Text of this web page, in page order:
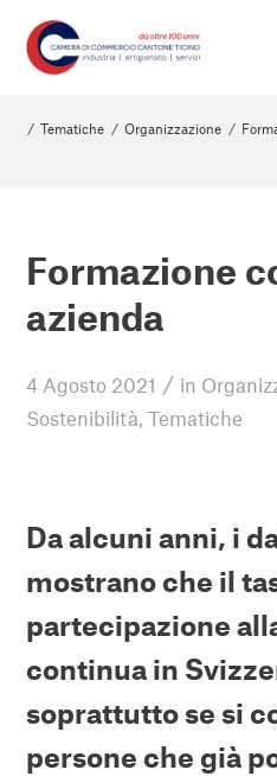
/ Tematiche / Organizzazione /
Formazione
azienda
4 Agosto 2021 / in
Sostenibilità,Tematiche
Da alcuni anni, i
mostrano che il
partecipazione
continua in
soprattutto se si
persone che già